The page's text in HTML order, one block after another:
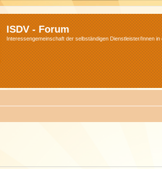
ISDV - Forum
Interessengemeinschaft der selbständigen Dienstleister/Innen